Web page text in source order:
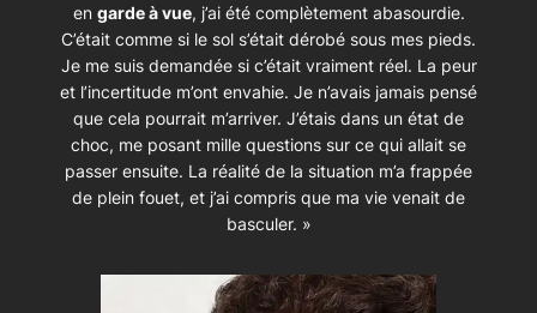
en garde à vue, j’ai été complètement abasourdie.
C’était comme si le sol s’était dérobé sous mes pieds.
Je me suis demandée si c’était vraiment réel. La peur
et l’incertitude m’ont envahie. Je n’avais jamais pensé
que cela pourrait m’arriver. J’étais dans un état de
choc, me posant mille questions sur ce qui allait se
passer ensuite. La réalité de la situation m’a frappée
de plein fouet, et j’ai compris que ma vie venait de
basculer. »